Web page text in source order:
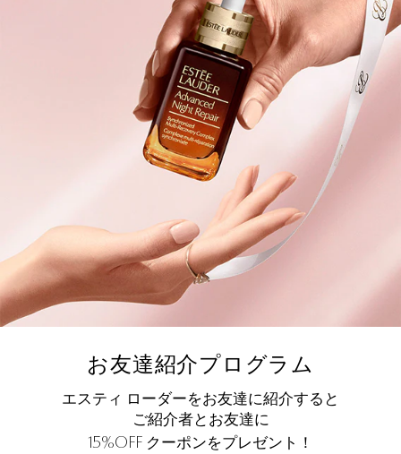
お友達紹介プログラム
エスティ ローダーをお友達に紹介すると
ご紹介者とお友達に
15%OFFクーポンをプレゼント！